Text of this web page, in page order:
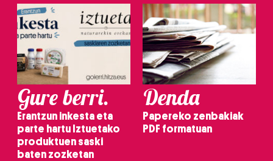
Gure berri.
Erantzun inkesta eta
parte hartu Iztuetako
produktuen saski
baten zozketan
Denda
Papereko zenbakiak
PDF formatuan